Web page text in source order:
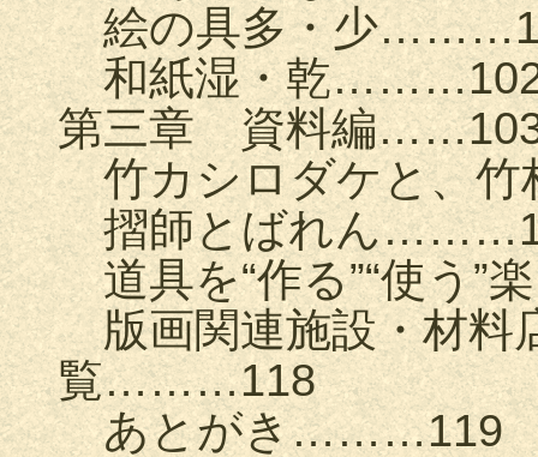
絵の具多・少
和紙湿・乾
第三章 資料編
竹カシロダケと、
摺師とばれん
道具を“作る”“使う
版画関連施設・材料
覧………118
あとがき………119